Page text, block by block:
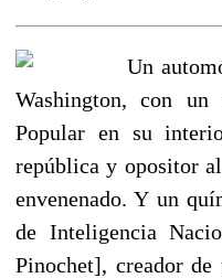
Un
Washington, con
Popular en su
república y opositor
envenenado. Y un
de Inteligencia
Pinochet], creador de